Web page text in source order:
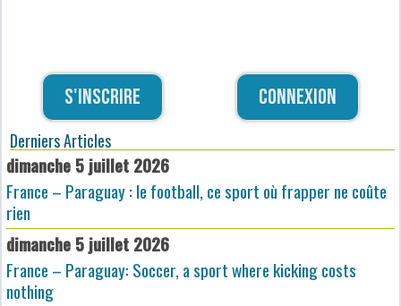
S'inscrire Connexion
Derniers Articles
dimanche 5 juillet 2026
France – Paraguay : le football, ce sport où frapper ne coûte
rien
dimanche 5 juillet 2026
France – Paraguay: Soccer, a sport where kicking costs
nothing